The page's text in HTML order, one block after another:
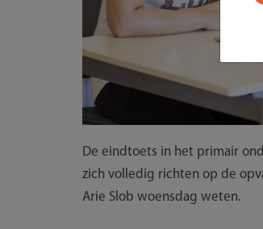
De eindtoets in het primair
zich volledig richten op de
Arie Slob woensdag weten.